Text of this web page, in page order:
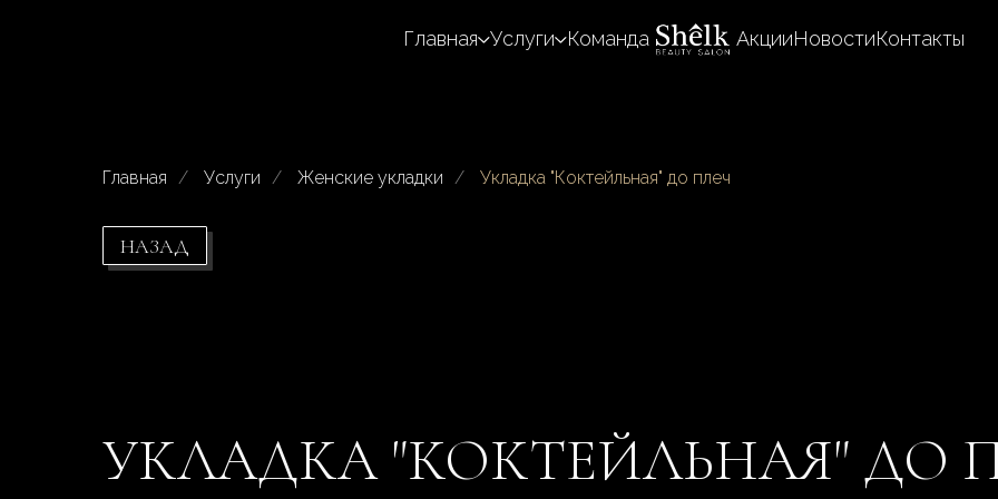
Главная Услуги Команда АкцииНовостиКонтакты
Главная / Услуги / Женские укладки / Укладка "Коктейльная" до плеч
НАЗАД
УКЛАДКА "КОКТЕЙЛЬНАЯ" ДО